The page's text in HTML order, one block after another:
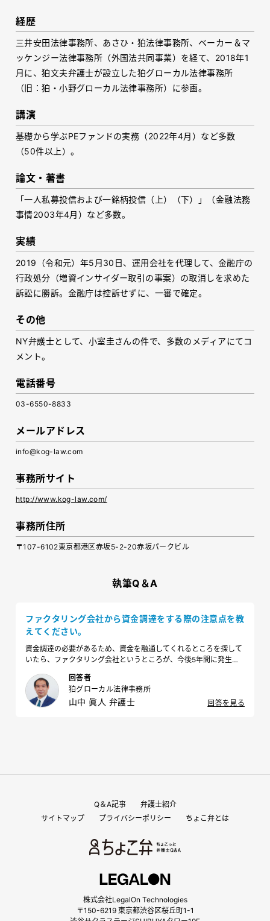
経歴
三井安田法律事務所、あさひ・狛法律事務所、ベーカー＆マ
ッケンジー法律事務所（外国法共同事業）を経て、2018年1
月に、狛文夫弁護士が設立した狛グローカル法律事務所
（旧：狛・小野グローカル法律事務所）に参画。
講演
基礎から学ぶPEファンドの実務（2022年4月）など多数
（50件以上）。
論文・著書
「一人私募投信および一銘柄投信（上）（下）」（金融法務
事情2003年4月）など多数。
実績
2019（令和元）年5月30日、運用会社を代理して、金融庁の
行政処分（増資インサイダー取引の事案）の取消しを求めた
訴訟に勝訴。金融庁は控訴せずに、一審で確定。
その他
NY弁護士として、小室圭さんの件で、多数のメディアにてコ
メント。
電話番号
03-6550-8833
メールアドレス
info@kog-law.com
事務所サイト
http://www.kog-law.com/
事務所住所
〒107-6102東京都港区赤坂5-2-20赤坂パークビル
執筆Q＆A
ファクタリング会社から資金調達をする際の注意点を教
えてください。
資金調達の必要があるため、資金を融通してくれるところを探して
いたら、ファクタリング会社というところが、今後5年間に発生す
すれば、資金を融資すると言われました。 他に資金融通をしてくれ
る先もなさそうなので融資を受けようと思うのですが、気を付けた
方が良いことはありますか？
回答者
狛グローカル法律事務所
山中 眞人 弁護士 回答を見る
Q＆A記事
弁護士紹介
サイトマップ
プライバシーポリシー ちょこ弁とは
株式会社LegalOn Technologies
〒150-6219 東京都渋谷区桜丘町1-1